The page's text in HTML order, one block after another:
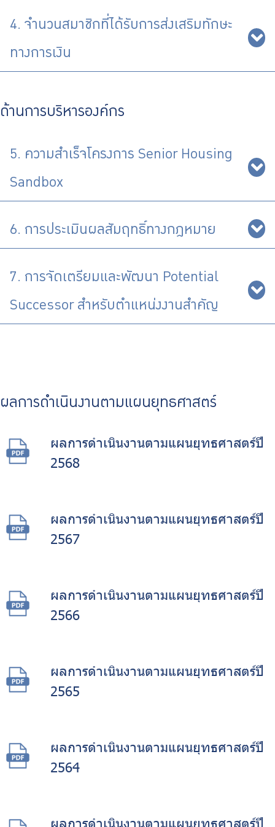
4. จำนวนสมาชิกที่ได้รับการส่งเสริมทักษะ
ทางการเงิน
ด้านการบริหารองค์กร
5. ความสำเร็จโครงการ Senior Housing
Sandbox
6. การประเมินผลสัมฤทธิ์ทางกฎหมาย
7. การจัดเตรียมและพัฒนา Potential
Successor สำหรับตำแหน่งงานสำคัญ
ผลการดำเนินงานตามแผนยุทธศาสตร์
ผลการดำเนินงานตามแผนยุทธศาสตร์ปี
2568
ผลการดำเนินงานตามแผนยุทธศาสตร์ปี
2567
ผลการดำเนินงานตามแผนยุทธศาสตร์ปี
2566
ผลการดำเนินงานตามแผนยุทธศาสตร์ปี
2565
ผลการดำเนินงานตามแผนยุทธศาสตร์ปี
2564
ผลการดำเนินงานตามแผนยุทธศาสตร์ปี